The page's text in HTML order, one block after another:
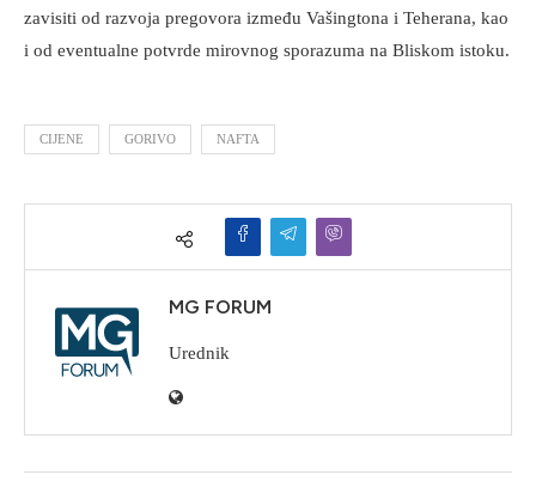
zavisiti od razvoja pregovora između Vašingtona i Teherana, kao
i od eventualne potvrde mirovnog sporazuma na Bliskom istoku.
CIJENE GORIVO NAFTA
MG FORUM
Urednik